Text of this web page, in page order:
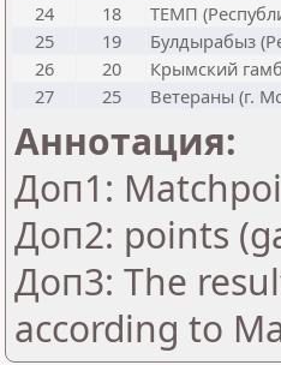
24
18
ТЕМП
25
19
Булдырабыз
26
20
Крымский
27
25 Ветераны (г.
Аннотация:
Доп1:
Доп2: points
Доп3: The
according to